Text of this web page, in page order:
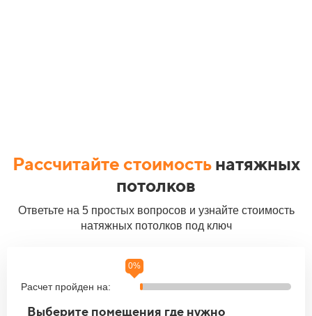
Рассчитайте стоимостьнатяжных
потолков
Ответьте на 5 простых вопросов и узнайте стоимость
натяжных потолков под ключ
Расчет пройден на:
0%
Выберите помещения где нужно
Расчет пройден на:
Укажите примерную
Расчет пройден на:
Расчет пройден на:
Расчет пройден на:
Выберите подходящую для Вас акцию!
Расчет пройден на: